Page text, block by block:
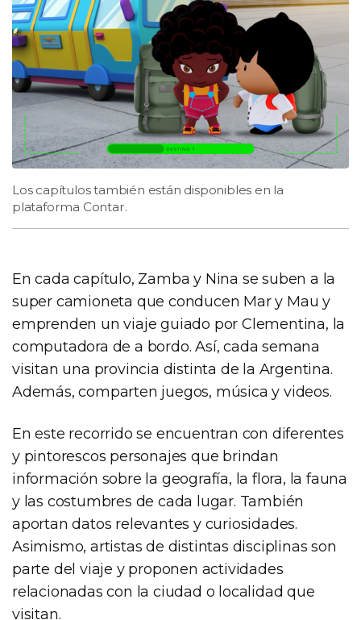
Los capítulos también están disponibles en la
plataforma Contar.
En cada capítulo, Zamba y Nina se suben a la
super camioneta que conducen Mar y Mau y
emprenden un viaje guiado por Clementina, la
computadora de a bordo. Así, cada semana
visitan una provincia distinta de la Argentina.
Además, comparten juegos, música y videos.
En este recorrido se encuentran con diferentes
y pintorescos personajes que brindan
información sobre la geografía, la flora, la fauna
y las costumbres de cada lugar. También
aportan datos relevantes y curiosidades.
Asimismo, artistas de distintas disciplinas son
parte del viaje y proponen actividades
relacionadas con la ciudad o localidad que
visitan.